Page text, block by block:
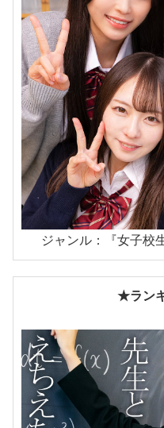
ジャンル：『女子校
★ラン